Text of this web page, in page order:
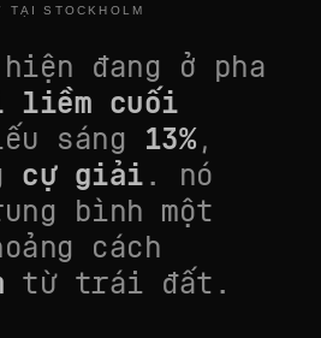
TẠI STOCKHOLM
đang ở pha
liềm cuối
sáng 13%,
cự giải. nó
bình một
cách
từ trái đất.